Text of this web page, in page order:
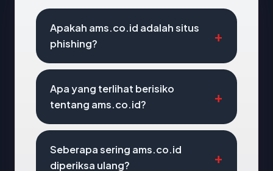
Apakah ams.co.id adalah situs
phishing?
Apa yang terlihat berisiko
tentang ams.co.id?
Seberapa sering ams.co.id
diperiksa ulang?